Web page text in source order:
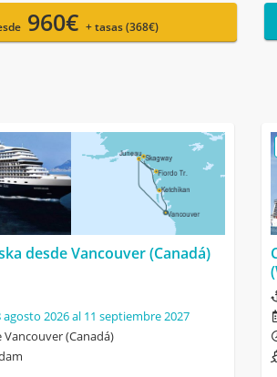
960€ + tasas (368€)
desde Vancouver (Canadá)
agosto 2026 al 11 septiembre 2027
Vancouver (Canadá)